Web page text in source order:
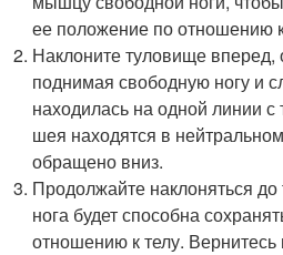
ее положение по отношению
Наклоните туловище
поднимая свободную ногу и
находилась на одной линии
шея находятся в
обращено вниз.
Продолжайте наклоняться
нога будет способна
отношению к телу.